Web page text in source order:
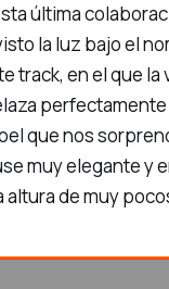
última
la luz bajo el
track, en el que la
perfectamente
que nos
muy elegante y
altura de muy